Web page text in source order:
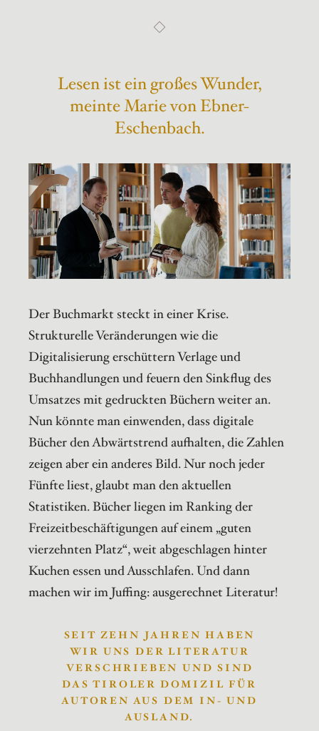
Lesen ist ein großes Wunder,
meinte Marie von Ebner-
Eschenbach.
Der Buchmarkt steckt in einer Krise.
Strukturelle Veränderungen wie die
Digitalisierung erschüttern Verlage und
Buchhandlungen und feuern den Sinkflug des
Umsatzes mit gedruckten Büchern weiter an.
Nun könnte man einwenden, dass digitale
Bücher den Abwärtstrend aufhalten, die Zahlen
zeigen aber ein anderes Bild. Nur noch jeder
Fünfte liest, glaubt man den aktuellen
Statistiken. Bücher liegen im Ranking der
Freizeitbeschäftigungen auf einem „guten
vierzehnten Platz“, weit abgeschlagen hinter
Kuchen essen und Ausschlafen. Und dann
machen wir im Juffing: ausgerechnet Literatur!
SEIT ZEHN JAHREN HABEN
WIR UNS DER LITERATUR
VERSCHRIEBEN UND SIND
DAS TIROLER DOMIZIL FÜR
AUTOREN AUS DEM IN- UND
AUSLAND.